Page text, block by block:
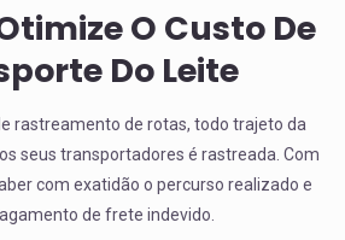
O Custo De
Do Leite
rastreamento de rotas, todo trajeto da
seus transportadores é rastreada. Com
com exatidão o percurso realizado e
de frete indevido.